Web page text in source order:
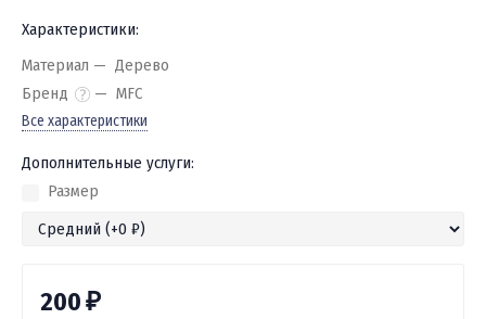
Характеристики:
Материал
Дерево
Бренд
MFC
Все характеристики
Дополнительные услуги:
Размер
200₽